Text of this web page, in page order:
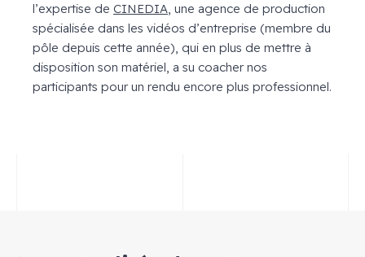
l’expertise de CINEDIA, une agence de production
spécialisée dans les vidéos d’entreprise (membre du
pôle depuis cette année), qui en plus de mettre à
disposition son matériel, a su coacher nos
participants pour un rendu encore plus professionnel.